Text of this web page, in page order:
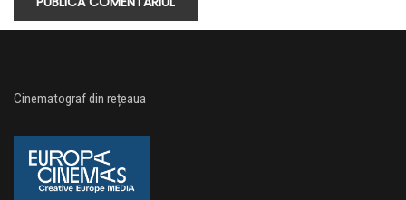
Cinematograf din rețeaua